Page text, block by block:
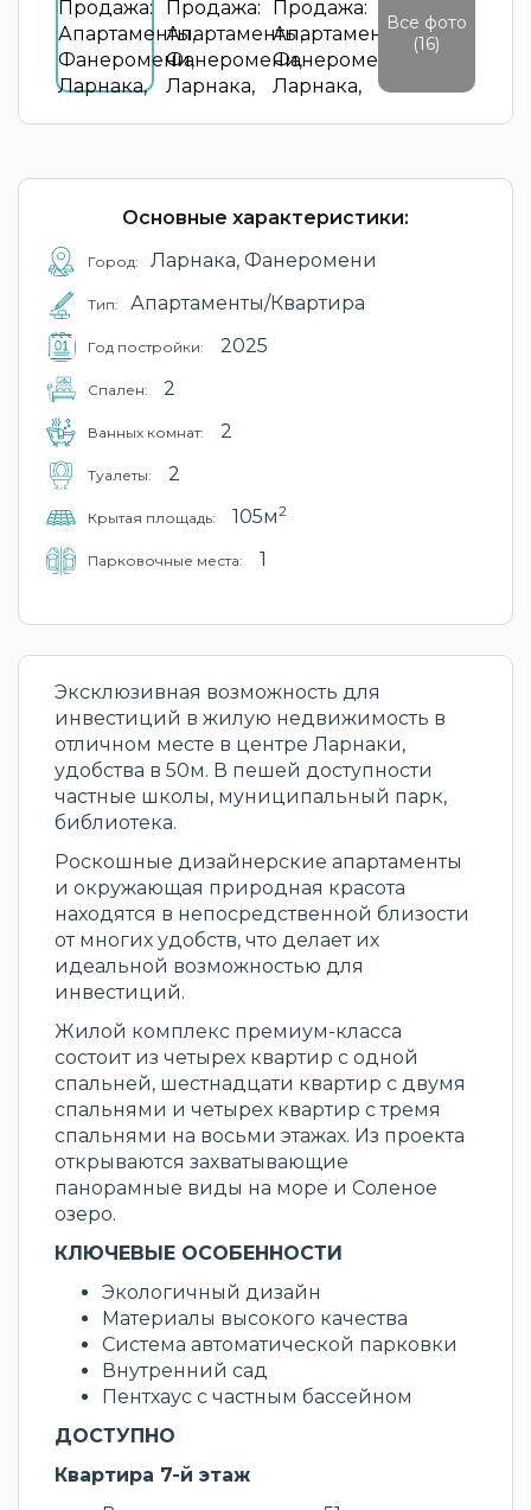
Все фото
(16)
Основные характеристики:
Город: Ларнака, Фанеромени
Тип: Апартаменты/Квартира
Год постройки: 2025
Cпален: 2
Ванных комнат: 2
Туалеты: 2
Крытая площадь: 105м2
Парковочные места: 1
Эксклюзивная возможность для
инвестиций в жилую недвижимость в
отличном месте в центре Ларнаки,
удобства в 50м. В пешей доступности
частные школы, муниципальный парк,
библиотека.
Роскошные дизайнерские апартаменты
и окружающая природная красота
находятся в непосредственной близости
от многих удобств, что делает их
идеальной возможностью для
инвестиций.
Жилой комплекс премиум-класса
состоит из четырех квартир с одной
спальней, шестнадцати квартир с двумя
спальнями и четырех квартир с тремя
спальнями на восьми этажах. Из проекта
открываются захватывающие
панорамные виды на море и Соленое
озеро.
КЛЮЧЕВЫЕ ОСОБЕННОСТИ
Экологичный дизайн
Материалы высокого качества
Система автоматической парковки
Внутренний сад
Пентхаус с частным бассейном
ДОСТУПНО
Квартира 7-й этаж